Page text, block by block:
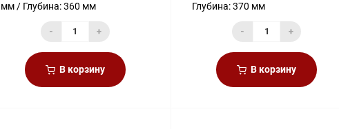
мм
Глубина: 360 мм
- +
В корзину
Глубина:370 мм
- +
В корзину